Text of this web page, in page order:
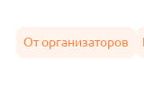
От организаторов